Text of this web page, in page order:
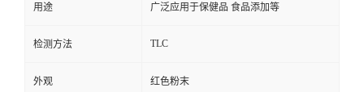
用途 广泛应用于保健品 食品添加等
检测方法 TLC
外观 红色粉末